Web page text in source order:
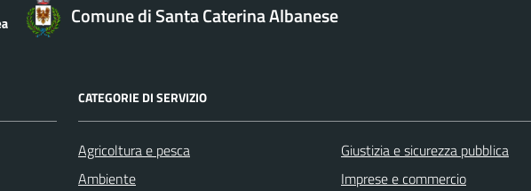
Comune di Santa Caterina Albanese
CATEGORIE DI SERVIZIO
Agricoltura e pesca
Ambiente
Giustizia e sicurezza pubblica
Imprese e commercio